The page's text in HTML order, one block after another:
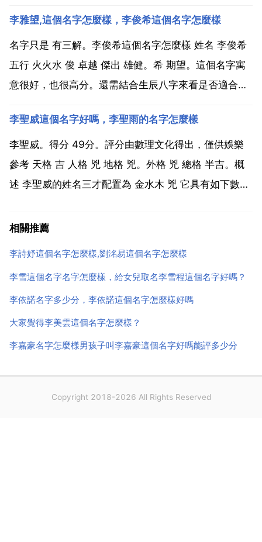
測試結果 可獲得意外成功發展,有名利雙收的運氣,基礎
穩固,平靜安康,免於種種災禍,可得幸福長壽...
李雅望,這個名字怎麼樣，李俊希這個名字怎麼樣
名字只是 有三解。李俊希這個名字怎麼樣 姓名 李俊希
五行 火火水 俊 卓越 傑出 雄健。希 期望。這個名字寓
意很好，也很高分。還需結合生辰八字來看是否適合。
意外成功發展,有名利雙收的運氣,基礎穩固,平靜安康,免
於種種災禍,可得幸福長壽。1 總論 一...
李聖威這個名字好嗎，李聖雨的名字怎麼樣
李聖威。得分 49分。評分由數理文化得出，僅供娛樂
參考 天格 吉 人格 兇 地格 兇。外格 兇 總格 半吉。概
述 李聖威的姓名三才配置為 金水木 兇 它具有如下數理
級提拔獲得意外成功，但有家庭不和或病弱之慮。總論
相關推薦
李詩妤這個名字怎麼樣,劉洺易這個名字怎麼樣
李雪這個名字名字怎麼樣，給女兒取名李雪程這個名字好嗎？
李依諾名字多少分，李依諾這個名字怎麼樣好嗎
大家覺得李美雲這個名字怎麼樣？
李嘉豪名字怎麼樣男孩子叫李嘉豪這個名字好嗎能評多少分
Copyright 2018-2026 All Rights Reserved